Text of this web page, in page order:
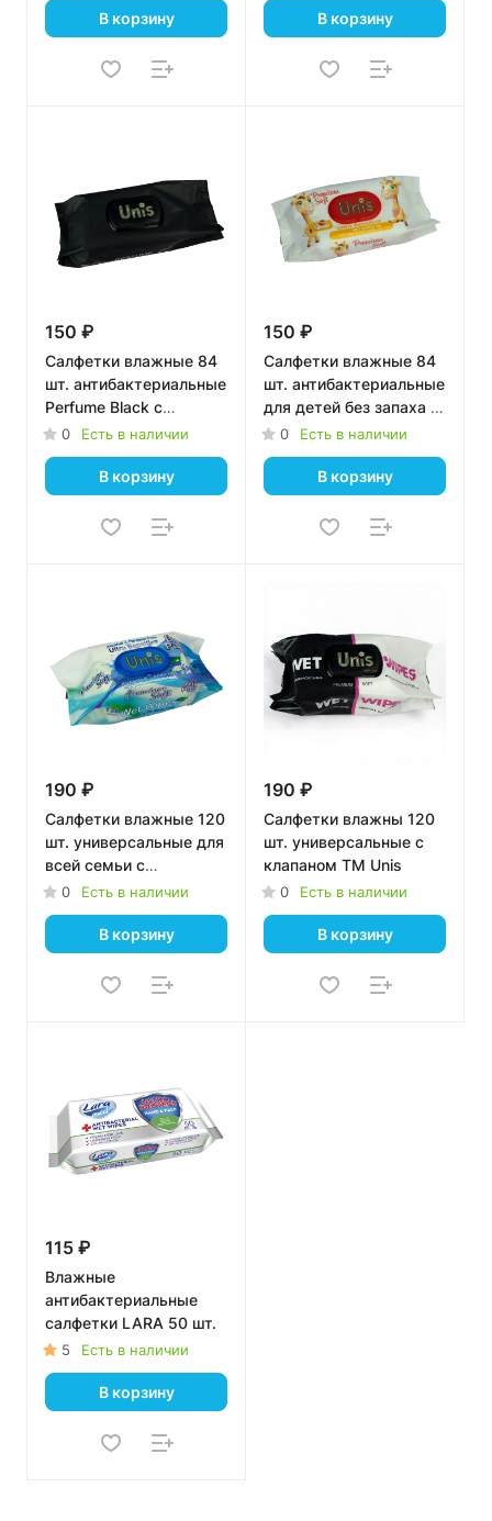
В корзину В корзину
150 ₽
Салфетки влажные 84
шт. антибактериальные
Perfume Black с
клапаном ТМ Unis
0 Есть в наличии
В корзину
150 ₽
Салфетки влажные 84
шт. антибактериальные
для детей без запаха с
клапаном ТМ Unis
0 Есть в наличии
В корзину
190 ₽
Салфетки влажные 120
шт. универсальные для
всей семьи с
экстрактом ромашки с
клапаном ТМ Unis
0 Есть в наличии
В корзину
190 ₽
Салфетки влажны 120
шт. универсальные с
клапаном ТМ Unis
0 Есть в наличии
В корзину
115 ₽
Влажные
антибактериальные
салфетки LARA 50 шт.
5 Есть в наличии
В корзину